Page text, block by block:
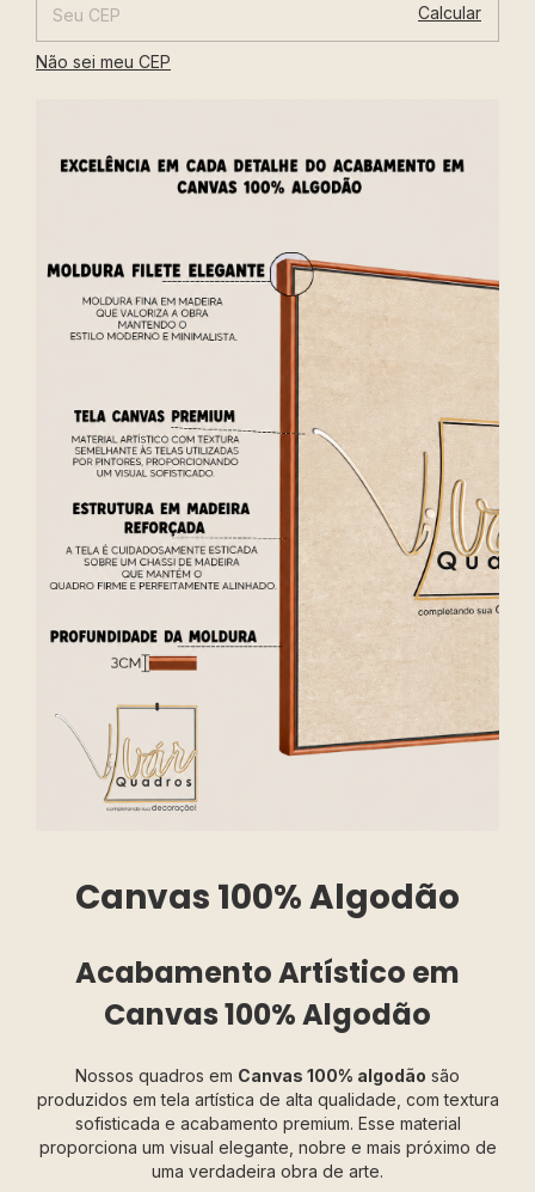
Calcular
Não sei meu CEP
Canvas 100% Algodão
Acabamento Artístico em
Canvas 100% Algodão
Nossos quadros em Canvas 100% algodão são
produzidos em tela artística de alta qualidade, com textura
sofisticada e acabamento premium. Esse material
proporciona um visual elegante, nobre e mais próximo de
uma verdadeira obra de arte.